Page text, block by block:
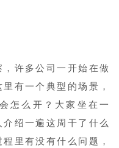
许多公司一开始在做
有一个典型的场景，
怎么开？大家坐在一
绍一遍这周干了什么
里有没有什么问题，